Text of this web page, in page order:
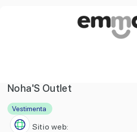
Noha'S Outlet
Vestimenta
Sitio web: